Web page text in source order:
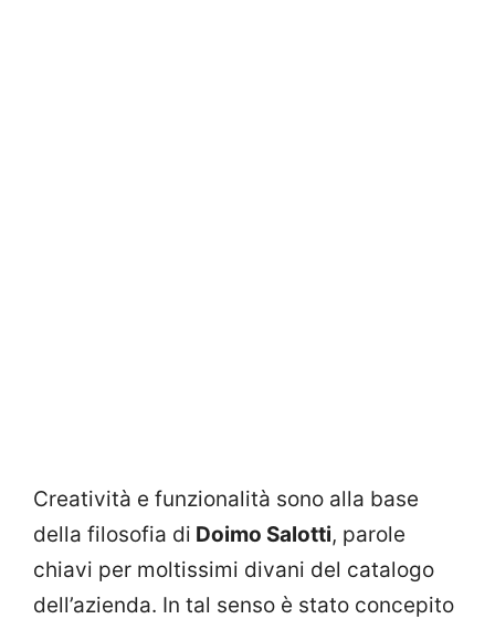
Creatività e funzionalità sono alla base
della filosofia di Doimo Salotti, parole
chiavi per moltissimi divani del catalogo
dell’azienda. In tal senso è stato concepito